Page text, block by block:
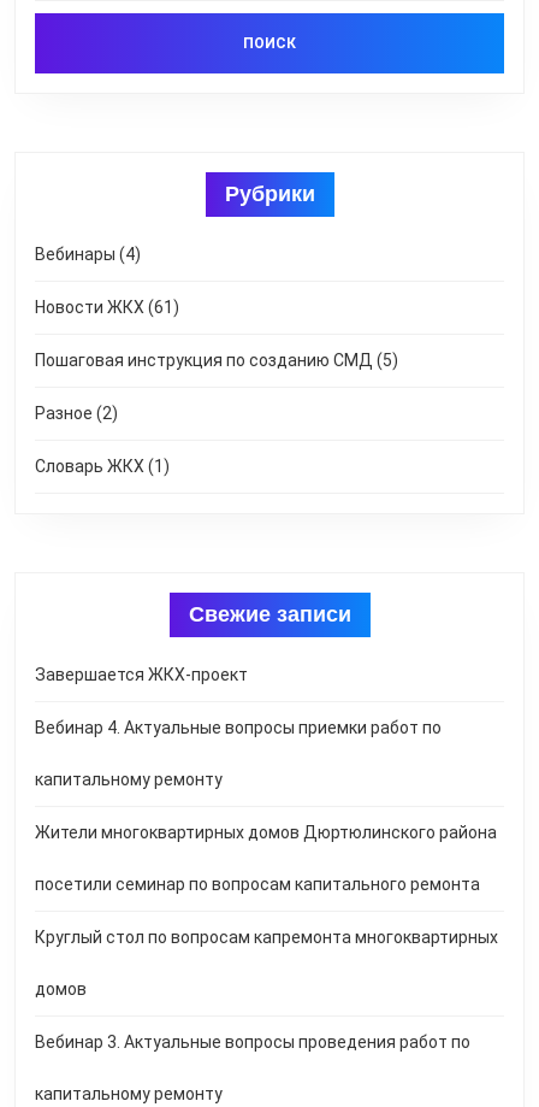
Рубрики
Вебинары (4)
Новости ЖКХ (61)
Пошаговая инструкция по созданию СМД (5)
Разное (2)
Словарь ЖКХ (1)
Свежие записи
Завершается ЖКХ-проект
Вебинар 4. Актуальные вопросы приемки работ по
капитальному ремонту
Жители многоквартирных домов Дюртюлинского района
посетили семинар по вопросам капитального ремонта
Круглый стол по вопросам капремонта многоквартирных
домов
Вебинар 3. Актуальные вопросы проведения работ по
капитальному ремонту